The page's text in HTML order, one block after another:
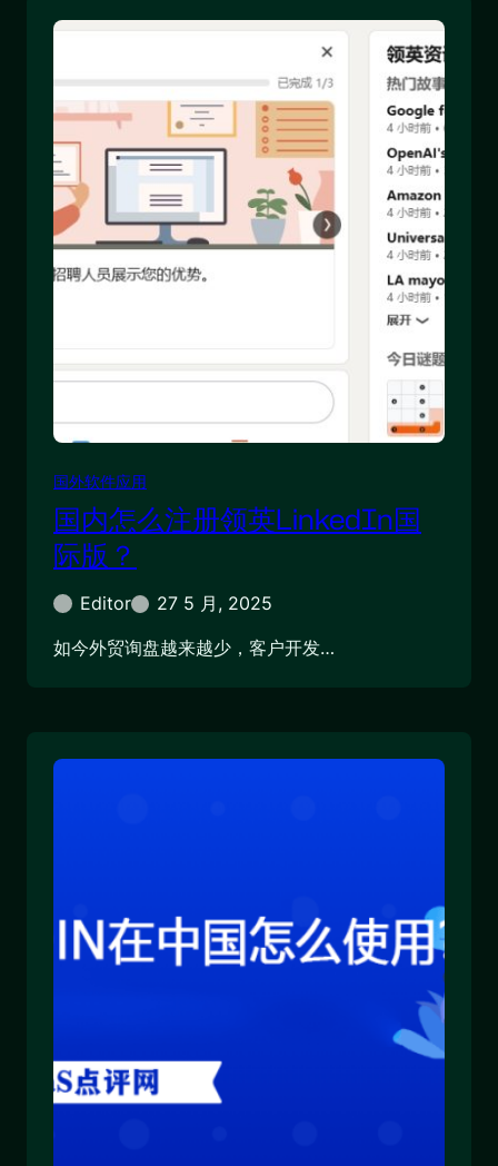
国外软件应用
国内怎么注册领英LinkedIn国
际版？
Editor
27 5 月, 2025
如今外贸询盘越来越少，客户开发…